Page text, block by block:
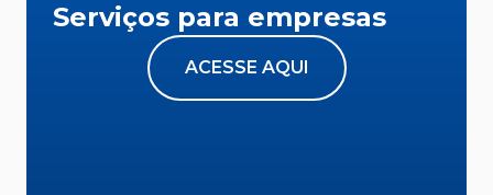
Serviços para empresas
ACESSE AQUI